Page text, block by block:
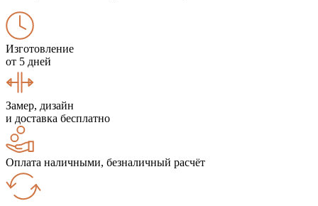
Изготовление
от 5 дней
Замер, дизайн
и доставка бесплатно
Оплата наличными, безналичный расчёт